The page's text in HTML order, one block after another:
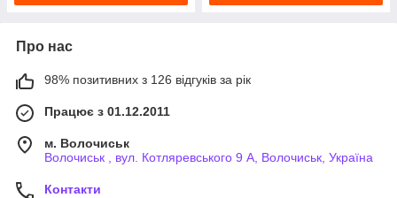
Про нас
98% позитивних з 126 відгуків за рік
Працює з 01.12.2011
м. Волочиськ
Волочиськ , вул. Котляревського 9 А, Волочиськ, Україна
Контакти